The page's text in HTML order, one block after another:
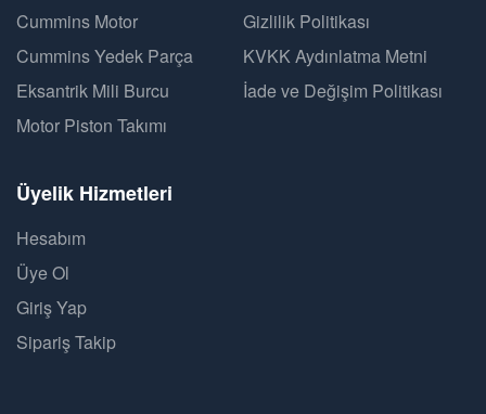
Cummins Motor
Cummins Yedek Parça
Eksantrik Mili Burcu
Motor Piston Takımı
Gizlilik Politikası
KVKK Aydınlatma Metni
İade ve Değişim Politikası
Üyelik Hizmetleri
Hesabım
Üye Ol
Giriş Yap
Sipariş Takip